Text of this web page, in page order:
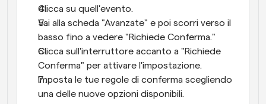
Clicca su quell'evento.
Vai alla scheda "Avanzate" e poi scorri verso il
basso fino a vedere "Richiede Conferma."
Clicca sull'interruttore accanto a "Richiede
Conferma" per attivare l'impostazione.
Imposta le tue regole di conferma scegliendo
una delle nuove opzioni disponibili.